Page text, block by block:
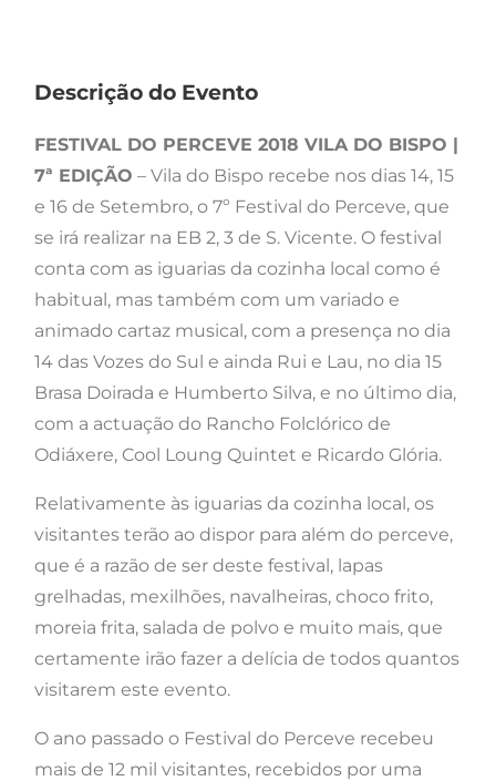
Descrição do Evento
FESTIVAL DO PERCEVE 2018 VILA DO BISPO |
7ª EDIÇÃO – Vila do Bispo recebe nos dias 14, 15
e 16 de Setembro, o 7º Festival do Perceve, que
se irá realizar na EB 2, 3 de S. Vicente. O festival
conta com as iguarias da cozinha local como é
habitual, mas também com um variado e
animado cartaz musical, com a presença no dia
14 das Vozes do Sul e ainda Rui e Lau, no dia 15
Brasa Doirada e Humberto Silva, e no último dia,
com a actuação do Rancho Folclórico de
Odiáxere, Cool Loung Quintet e Ricardo Glória.
Relativamente às iguarias da cozinha local, os
visitantes terão ao dispor para além do perceve,
que é a razão de ser deste festival, lapas
grelhadas, mexilhões, navalheiras, choco frito,
moreia frita, salada de polvo e muito mais, que
certamente irão fazer a delícia de todos quantos
visitarem este evento.
O ano passado o Festival do Perceve recebeu
mais de 12 mil visitantes, recebidos por uma